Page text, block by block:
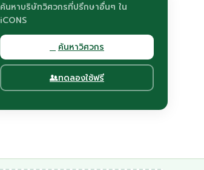
ค้นหาบริษัทวิศวกรที่ปรึกษาอื่นๆ ใน
iCONS
ค้นหาวิศวกร
ทดลองใช้ฟรี